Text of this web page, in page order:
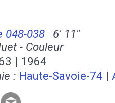
048-038
6' 11''
- Couleur
| 1964
: Haute-Savoie-74 |